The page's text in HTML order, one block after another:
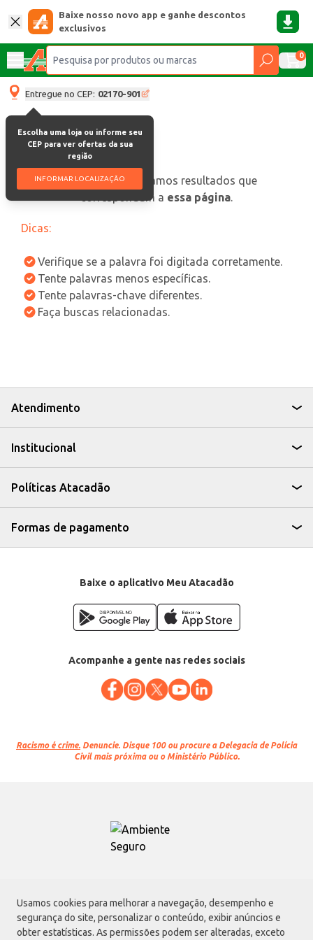
Usamos cookies para melhorar a navegação, desempenho e
segurança do site, personalizar o conteúdo, exibir anúncios e
obter estatísticas. As permissões podem ser alteradas, exceto
Baixe nosso novo app e ganhe descontos
exclusivos
0
Entregue no CEP: 02170-901
Escolha uma loja ou informe seu
CEP para ver ofertas da sua
região
INFORMAR LOCALIZAÇÃO
oops, não encontramos resultados que
correspondam a essa página.
Dicas:
Verifique se a palavra foi digitada corretamente.
Tente palavras menos específicas.
Tente palavras-chave diferentes.
Faça buscas relacionadas.
Atendimento
Institucional
Políticas Atacadão
Formas de pagamento
Baixe o aplicativo Meu Atacadão
Acompanhe a gente nas redes sociais
Racismo é crime. Denuncie. Disque 100 ou procure a Delegacia de Polícia
Civil mais próxima ou o Ministério Público.
Atacadão S.A.
Avenida Morvan Dias de Figueiredo, 6169, Vila Maria, São Paulo - SP | CEP
02170-901 | CNPJ: 75.315.333/0001-09